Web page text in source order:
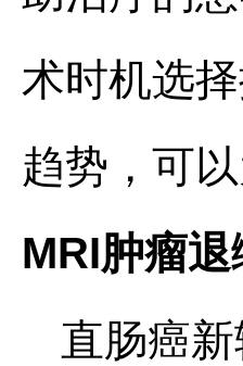
术时机选
趋势，可
MRI肿瘤
直肠癌